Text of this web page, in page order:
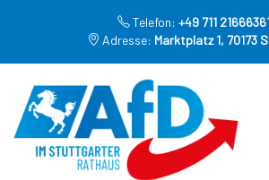
Telefon: +49 711
Adresse: Marktplatz 1, 70173